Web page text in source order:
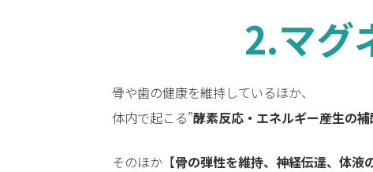
2.マグ
骨や歯の健康を維持しているほか、
体内で起こる”酵素反応・エネルギー産生の
そのほか【骨の弾性を維持、神経伝達、体液